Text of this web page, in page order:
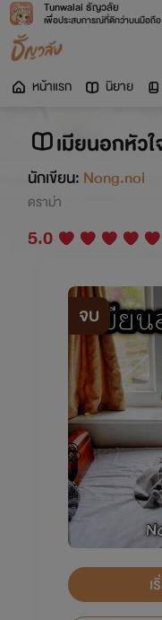
Tunwalai ธัญวลัย
เพื่อประสบการณ์ที่ดีกว่าบนมือถือ
หน้าแรก นิยาย
เมียนอกหัว
นักเขียน: Nong.noi
ดราม่า
5.0
จบ